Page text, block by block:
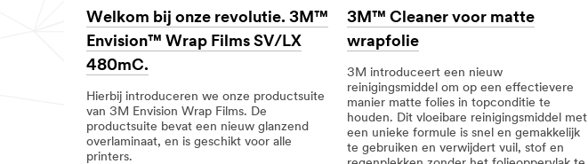
verwijdering
/3M/nl_BE/graphics-
and-
signage-
nl-
be/applications/floor-
pavement-
graphics/
**Site
area
**Site
area
**
Installation
Removal
Tools
***
url**
Tools
voor
Welkom bij onze revolutie. 3M™
Envision™ Wrap Films SV/LX
480mC.
Hierbij introduceren we onze productsuite
van 3M Envision Wrap Films. De
productsuite bevat een nieuw glanzend
overlaminaat, en is geschikt voor alle
printers.
3M™ Cleaner voor matte
wrapfolie
3M introduceert een nieuw
reinigingsmiddel om op een effectievere
manier matte folies in topconditie te
houden. Dit vloeibare reinigingsmiddel met
een unieke formule is snel en gemakkelijk
te gebruiken en verwijdert vuil, stof en